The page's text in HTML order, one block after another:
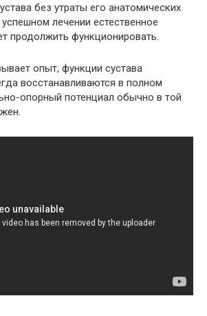
без утраты его анатомических
лечении естественное
продолжить функционировать.
опыт, функции сустава
восстанавливаются в полном
опорный потенциал обычно в той